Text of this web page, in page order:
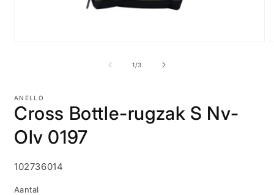
1/van
3
ANELLO
Cross Bottle-rugzak S Nv-
Olv 0197
SKU:
102736014
Aantal